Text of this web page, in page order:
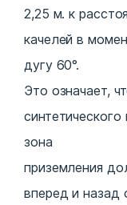
2,25 м. к
качелей в
дугу 60°.
Это означает,
зона
приземления
вперед и назад